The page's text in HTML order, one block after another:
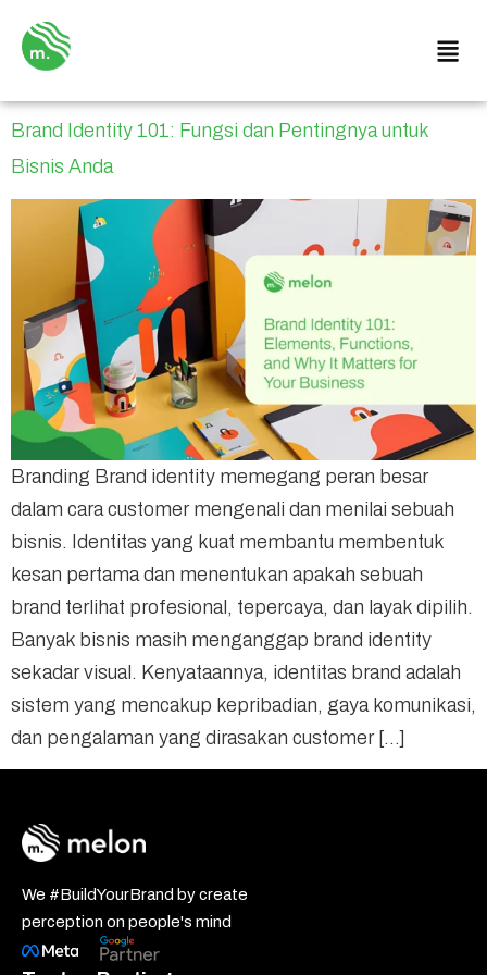
Brand Identity 101: Fungsi dan Pentingnya untuk
Bisnis Anda
Branding Brand identity memegang peran besar
dalam cara customer mengenali dan menilai sebuah
bisnis. Identitas yang kuat membantu membentuk
kesan pertama dan menentukan apakah sebuah
brand terlihat profesional, tepercaya, dan layak dipilih.
Banyak bisnis masih menganggap brand identity
sekadar visual. Kenyataannya, identitas brand adalah
sistem yang mencakup kepribadian, gaya komunikasi,
dan pengalaman yang dirasakan customer […]
We #BuildYourBrand by create
perception on people's mind